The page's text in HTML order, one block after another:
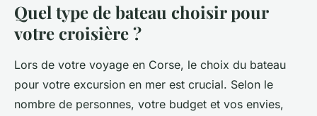
Quel type de bateau choisir pour
votre croisière ?
Lors de votre voyage en Corse, le choix du bateau
pour votre excursion en mer est crucial. Selon le
nombre de personnes, votre budget et vos envies,